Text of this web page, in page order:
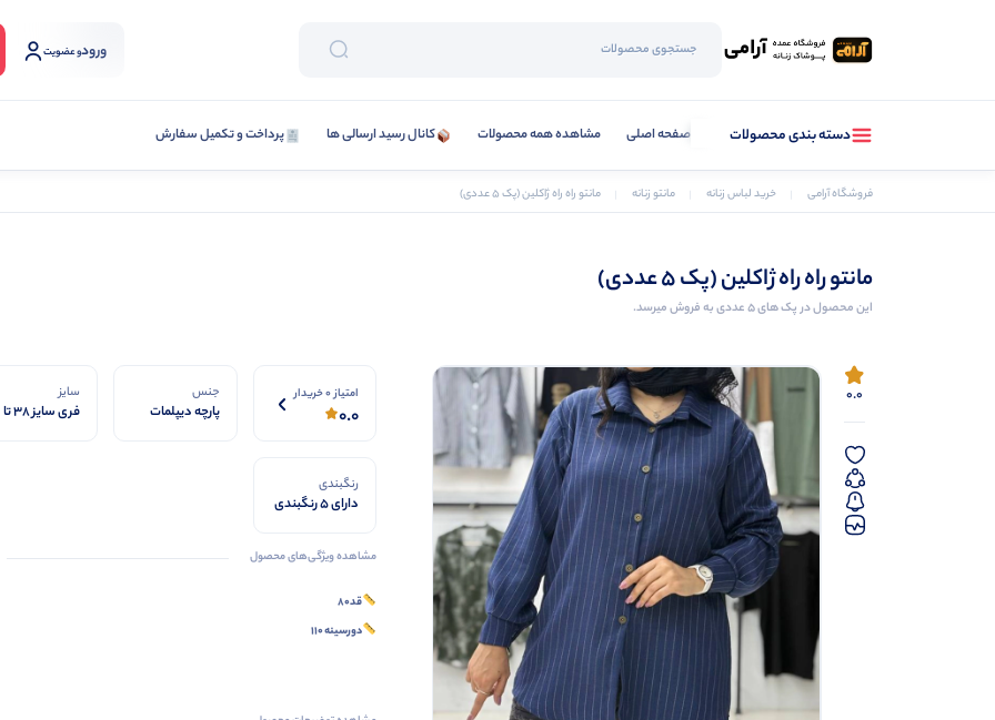
ورودو عضویت
دسته بندی محصولات صفحه اصلی مشاهده همه محصولات کانال رسید ارسالی ها پرداخت و تکمیل سفارش
فروشگاه آرامی خرید لباس زنانه مانتو زنانه مانتو راه راه ژاکلین (پک 5 عددی)
مانتو راه راه ژاکلین (پک 5 عددی)
این محصول در پک های 5 عددی به فروش میرسد.
0.0 امتیاز 0 خریدار
0.0
جنس
پارچه دیپلمات
سایز
فری سایز 38 تا
رنگبندی
دارای 5 رنگبندی
مشاهده ویژگی‌های محصول
قد۸۰
دورسینه ۱۱۰